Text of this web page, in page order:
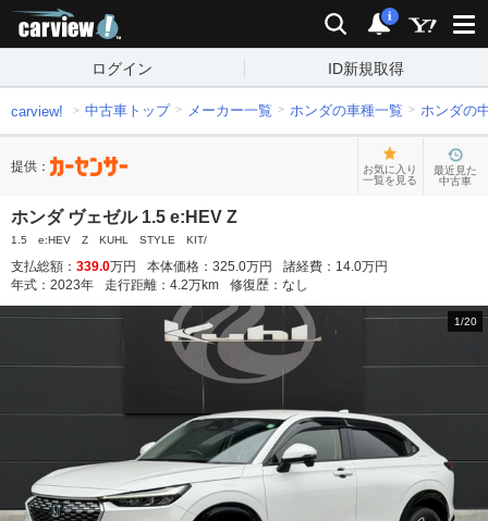
検索 通知
i
ログイン ID新規取得
carview! 中古車トップ メーカー一覧 ホンダの車種一覧 ホンダの
提供：
お気に入り
一覧を見る
最近見た
中古車
ホンダ ヴェゼル 1.5 e:HEV Z
1.5 e:HEV Z KUHL STYLE KIT/
支払総額： 339.0万円 本体価格： 325.0万円 諸経費： 14.0万円
年式： 2023年 走行距離： 4.2万km 修復歴： なし
1/20